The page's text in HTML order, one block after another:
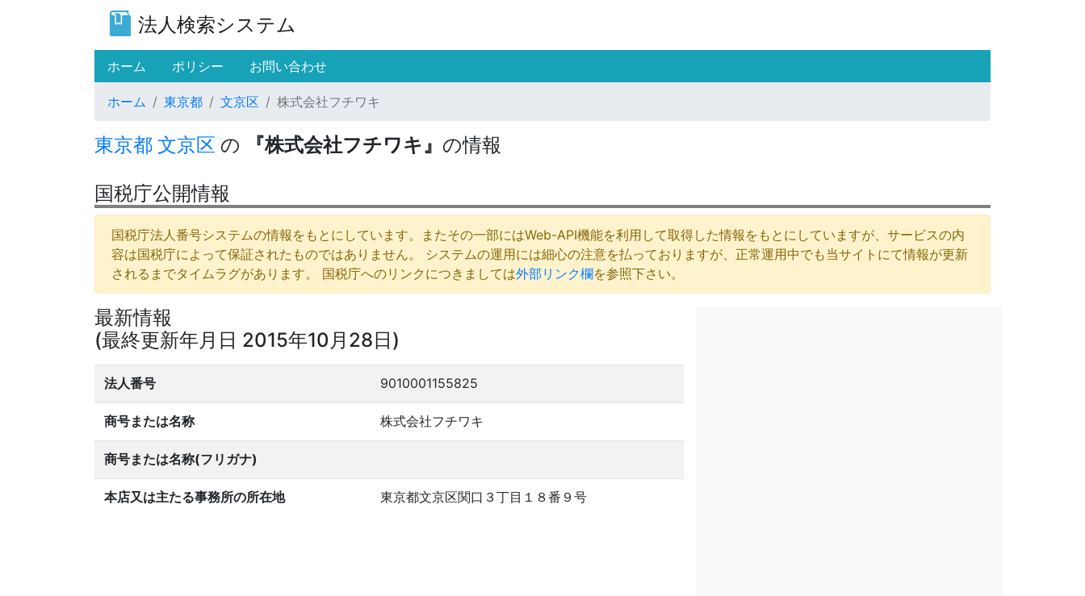
法人検索システム
ホーム (current)
ポリシー お問い合わせ
ホーム 東京都 文京区 株式会社フチワキ
東京都 文京区 の 『株式会社フチワキ』 の情報
国税庁公開情報
国税庁法人番号システムの情報をもとにしています。またその一部にはWeb-API機能を利用して取得した情報をもとにしていますが、サービスの内
容は国税庁によって保証されたものではありません。 システムの運用には細心の注意を払っておりますが、正常運用中でも当サイトにて情報が更新
されるまでタイムラグがあります。 国税庁へのリンクにつきましては外部リンク欄を参照下さい。
最新情報
(最終更新年月日 2015年10月28日)
法人番号 9010001155825
商号または名称 株式会社フチワキ
商号または名称(フリガナ)
本店又は主たる事務所の所在地 東京都文京区関口３丁目１８番９号